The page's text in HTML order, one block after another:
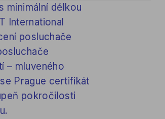
minimální délkou
International
posluchače
– mluveného
Prague certifikát
pokročilosti